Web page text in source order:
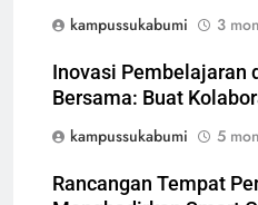
kampussukabumi
3
Inovasi Pembelajaran
Bersama: Buat
kampussukabumi
5
Rancangan Tempat